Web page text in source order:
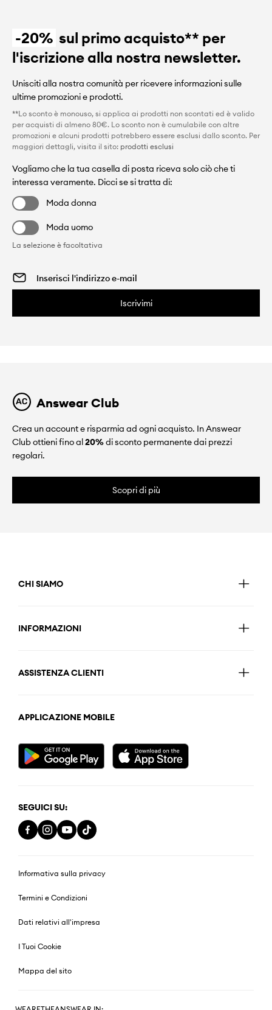
-20% sul primo acquisto** per
l'iscrizione alla nostra newsletter.
Unisciti alla nostra comunità per ricevere informazioni sulle
ultime promozioni e prodotti.
**Lo sconto è monouso, si applica ai prodotti non scontati ed è valido
per acquisti di almeno 80€. Lo sconto non è cumulabile con altre
promozioni e alcuni prodotti potrebbero essere esclusi dallo sconto. Per
maggiori dettagli, visita il sito: prodotti esclusi
Vogliamo che la tua casella di posta riceva solo ciò che ti
interessa veramente. Dicci se si tratta di:
Moda donna
Moda uomo
La selezione è facoltativa
Iscrivimi
Answear Club
Crea un account e risparmia ad ogni acquisto. In Answear
Club ottieni fino al 20%di sconto permanente dai prezzi
regolari.
Scopri di più
CHI SIAMO
INFORMAZIONI
ASSISTENZA CLIENTI
APPLICAZIONE MOBILE
SEGUICI SU:
Informativa sulla privacy
Termini e Condizioni
Dati relativi all'impresa
I Tuoi Cookie
Mappa del sito